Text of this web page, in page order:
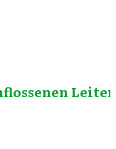
Leiter